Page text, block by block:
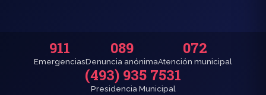
911
Emergencias
089
Denuncia anónima
072
Atención municipal
(493) 935 7531
Presidencia Municipal